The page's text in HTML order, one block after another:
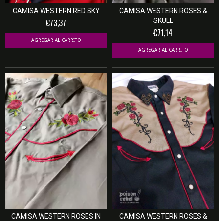
CAMISA WESTERN RED SKY
€73,37
AGREGAR AL CARRITO
CAMISA WESTERN ROSES &
SKULL
€71,14
AGREGAR AL CARRITO
CAMISA WESTERN ROSES IN
CAMISA WESTERN ROSES &